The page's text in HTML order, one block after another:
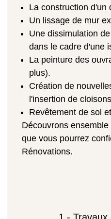
La construction d'un
Un lissage de mur
Une dissimulation
dans le cadre d'une
La peinture des
plus).
Création de
l'insertion de
Revêtement de sol
Découvrons
que vous pourrez
Rénovations.